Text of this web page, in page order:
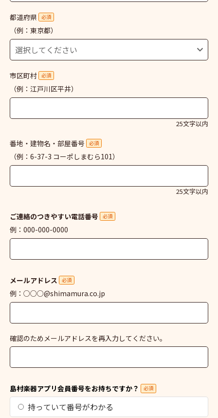
都道府県 必須
（例：東京都）
市区町村 必須
（例：江戸川区平井）
25文字以内
番地・建物名・部屋番号 必須
（例：6-37-3 コーポしまむら101）
25文字以内
ご連絡のつきやすい電話番号 必須
例：000-000-0000
メールアドレス 必須
例：○○○@shimamura.co.jp
確認のためメールアドレスを再入力してください。
島村楽器アプリ会員番号をお持ちですか？ 必須
持っていて番号がわかる